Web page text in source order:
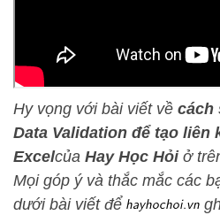
Hy vọng với bài viết về cách
Data Validation để tạo liên
Excelcủa Hay Học Hỏiở
Mọi góp ý và thắc mắc các
dưới bài viết để